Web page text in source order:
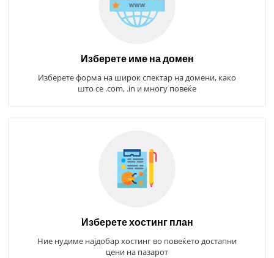
Изберете име на домен
Изберете форма на широк спектар на домени, како
што се .com, .in и многу повеќе
Изберете хостинг план
Ние нудиме најдобар хостинг во повеќето достапни
цени на пазарот